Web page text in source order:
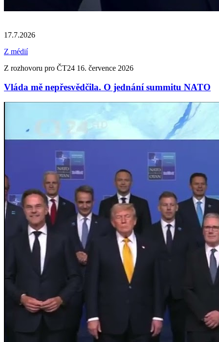
17.7.2026
Z médií
Z rozhovoru pro ČT24 16. července 2026
Vláda mě nepřesvědčila. O jednání summitu NATO